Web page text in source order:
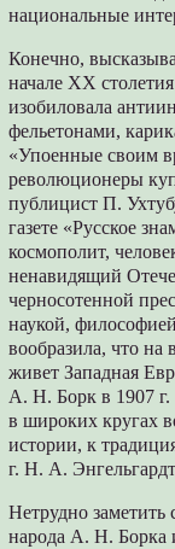
национальные
Конечно,
начале ХХ столетия
изобиловала
фельетонами,
«Упоенные своим
революционеры
публицист П.
газете «Русское
космополит,
ненавидящий
черносотенной
наукой,
вообразила, что на
живет Западная
А. Н. Борк в 1907 г.
в широких кругах
истории, к
г. Н. А.
Нетрудно заметить
народа А. Н. Борка